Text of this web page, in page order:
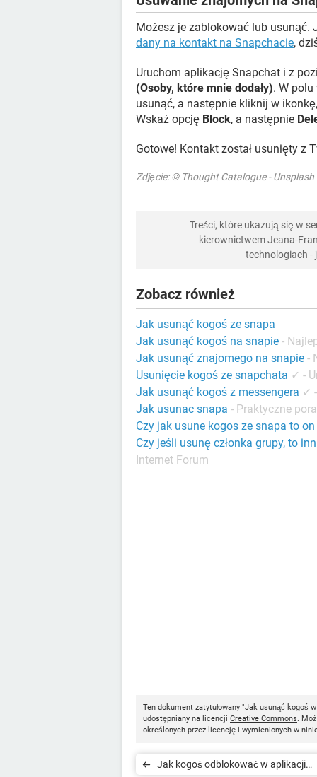
Możesz je zablokować lub
dany na kontakt na Snapchacie,
Uruchom aplikację Snapchat i z
(Osoby, które mnie dodały). W
usunąć, a następnie kliknij w
Wskaż opcję Block, a następnie
Gotowe! Kontakt został usunięty z
Zdjęcie: © Thought Catalogue - Unsplash
Treści, które ukazują się w
kierownictwem Jeana-
technologiach -
Zobacz również
Jak usunąć kogoś ze snapa
Jak usunąć kogoś na snapie -
Jak usunąć znajomego na snapie -
Usunięcie kogoś ze snapchata ✓ -
Jak usunąć kogoś z messengera ✓ -
Jak usunac snapa - Praktyczne
Czy jak usune kogos ze snapa to
Czy jeśli usunę członka grupy, to
Internet Forum
Ten dokument zatytułowany "Jak usunąć kogoś
udostępniany na licencji Creative Commons.
określonych przez licencję i wymienionych w
Jak kogoś odblokować w aplikacji